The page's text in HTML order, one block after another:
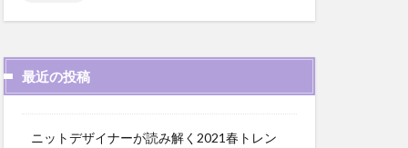
最近の投稿
ニットデザイナーが読み解く2021春トレン